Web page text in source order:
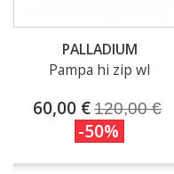
PALLADIUM
Pampa hi zip wl
60,00 €120,00 €
-50%